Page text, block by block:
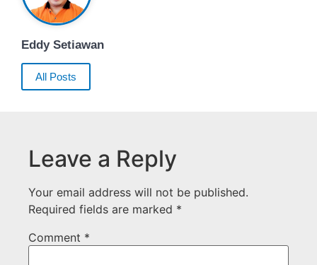
Eddy Setiawan
All Posts
Leave a Reply
Your email address will not be published.
Required fields are marked *
Comment *